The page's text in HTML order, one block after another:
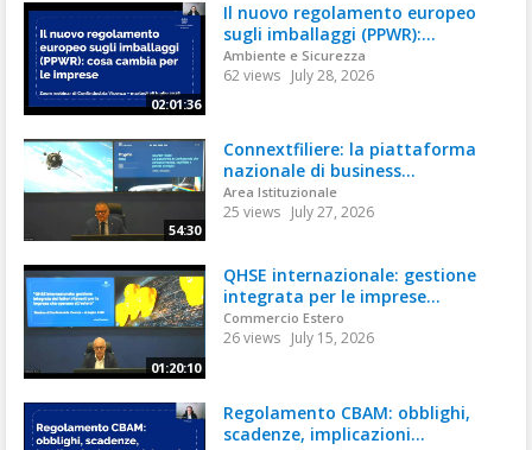
02:01:36
Il nuovo regolamento europeo
sugli imballaggi (PPWR):...
Ambiente e Sicurezza
62 views July 28, 2026
54:30
Connextfiliere: la piattaforma
nazionale di business...
Area Istituzionale
25 views July 27, 2026
01:20:10
QHSE internazionale: gestione
integrata per le imprese...
Commercio Estero
26 views July 15, 2026
Regolamento CBAM: obblighi,
scadenze, implicazioni...